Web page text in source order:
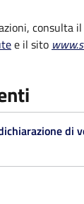
consulta
e il sito
di